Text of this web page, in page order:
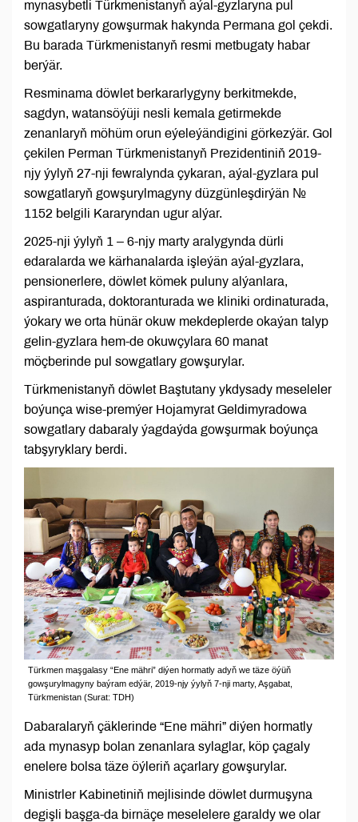
mynasybetli Türkmenistanyň aýal-gyzlaryna pul
sowgatlaryny gowşurmak hakynda Permana gol çekdi.
Bu barada Türkmenistanyň resmi metbugaty habar
berýär.
Resminama döwlet berkararlygyny berkitmekde,
sagdyn, watansöýüji nesli kemala getirmekde
zenanlaryň möhüm orun eýeleýändigini görkezýär. Gol
çekilen Perman Türkmenistanyň Prezidentiniň 2019-
njy ýylyň 27-nji fewralynda çykaran, aýal-gyzlara pul
sowgatlaryň gowşurylmagyny düzgünleşdirýän №
1152 belgili Kararyndan ugur alýar.
2025-nji ýylyň 1 – 6-njy marty aralygynda dürli
edaralarda we kärhanalarda işleýän aýal-gyzlara,
pensionerlere, döwlet kömek puluny alýanlara,
aspiranturada, doktoranturada we kliniki ordinaturada,
ýokary we orta hünär okuw mekdeplerde okaýan talyp
gelin-gyzlara hem-de okuwçylara 60 manat
möçberinde pul sowgatlary gowşurylar.
Türkmenistanyň döwlet Baştutany ykdysady meseleler
boýunça wise-premýer Hojamyrat Geldimyradowa
sowgatlary dabaraly ýagdaýda gowşurmak boýunça
tabşyryklary berdi.
Türkmen maşgalasy “Ene mähri” diýen hormatly adyň we täze öýüň
gowşurylmagyny baýram edýär, 2019-njy ýylyň 7-nji marty, Aşgabat,
Türkmenistan (Surat: TDH)
Dabaralaryň çäklerinde “Ene mähri” diýen hormatly
ada mynasyp bolan zenanlara sylaglar, köp çagaly
enelere bolsa täze öýleriň açarlary gowşurylar.
Ministrler Kabinetiniň mejlisinde döwlet durmuşyna
degişli başga-da birnäçe meselelere garaldy we olar